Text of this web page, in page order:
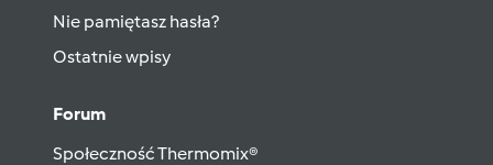
Nie pamiętasz hasła?
Ostatnie wpisy
Forum
Społeczność Thermomix®